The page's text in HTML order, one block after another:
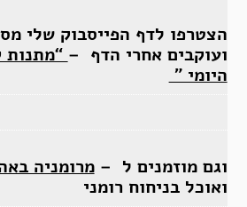
הצטרפו לדף הפייסבוק שלי
ועוקבים אחרי הדף – “מתנות
היומי ”
וגם מוזמנים ל –מרומניה
ואוכל בניחוח רומני